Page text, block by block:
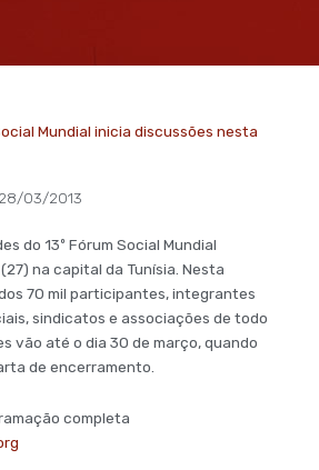
Mundial inicia discussões nesta
28/03/2013
do 13º Fórum Social Mundial
na capital da Tunísia. Nesta
70 mil participantes, integrantes
sindicatos e associações de todo
vão até o dia 30 de março, quando
de encerramento.
completa